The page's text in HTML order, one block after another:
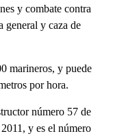
y combate contra
general y caza de
marineros, y puede
por hora.
número 57 de
y es el número